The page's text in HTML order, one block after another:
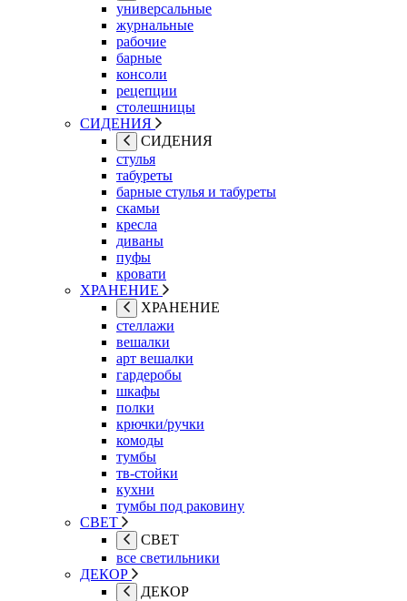
универсальные
журнальные
рабочие
барные
консоли
рецепции
столешницы
СИДЕНИЯ
СИДЕНИЯ
стулья
табуреты
барные стулья и табуреты
скамьи
кресла
диваны
пуфы
кровати
ХРАНЕНИЕ
ХРАНЕНИЕ
стеллажи
вешалки
арт вешалки
гардеробы
шкафы
полки
крючки/ручки
комоды
тумбы
тв-стойки
кухни
тумбы под раковину
СВЕТ
СВЕТ
все светильники
ДЕКОР
ДЕКОР